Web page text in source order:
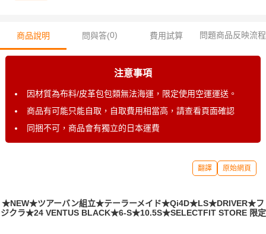
商品說明 問與答(0) 費用試算 問題商品反映流程
注意事項
因材質為布料/皮革包包類無法海運，限定使用空運運送。
商品有可能只能自取，自取費用相當高，請查看頁面確認
同捆不可，商品會有獨立的日本運費
翻譯 原始網頁
★NEW★ツアーバン組立★テーラーメイド★Qi4D★LS★DRIVER★フ
ジクラ★24 VENTUS BLACK★6-S★10.5S★SELECTFIT STORE 限定